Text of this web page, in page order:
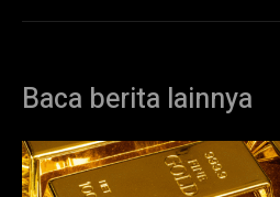
Baca berita lainnya